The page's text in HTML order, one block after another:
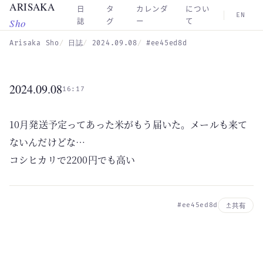
Skip to main content
ARISAKA
Sho
日
誌
タ
グ
カレンダ
ー
につい
て
EN
Arisaka Sho 日誌 2024.09.08 #ee45ed8d
2024.09.0816:17
10月発送予定ってあった米がもう届いた。メールも来て
ないんだけどな…
コシヒカリで2200円でも高い
#ee45ed8d 共有